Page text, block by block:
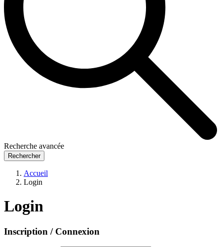
Recherche avancée
Rechercher
Accueil
Login
Login
Inscription / Connexion